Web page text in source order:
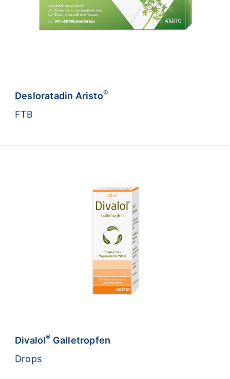
Desloratadin Aristo®
FTB
Divalol® Galletropfen
Drops